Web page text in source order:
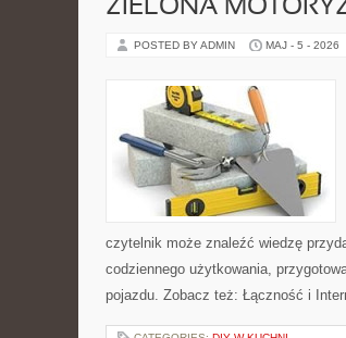
ZIELONA
POSTED BY ADMIN MAJ - 5 - 2026
czytelnik może znaleźć wiedzę
codziennego użytkowania,
pojazdu. Zobacz też: Łączność i